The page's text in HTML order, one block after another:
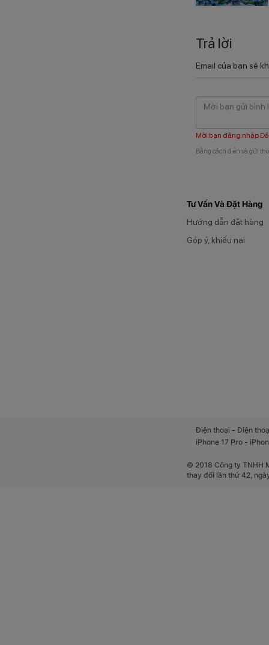
Trả lời
Email của bạn sẽ
Mời bạn đăng nhập
Bằng cách điền và gửi
Tư Vấn Và Đặt Hàng
Hướng dẫn đặt hàng
Góp ý, khiếu nại
Điện thoại -Điện
iPhone 17 Pro -
© 2018 Công ty TNHH
thay đổi lần thứ 42,